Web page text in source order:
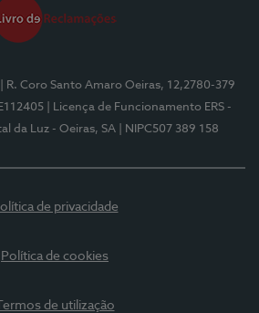
| R. Coro Santo Amaro Oeiras, 12,2780-379
| Licença de Funcionamento ERS -
da Luz - Oeiras, SA | NIPC507 389 158
de privacidade
Política de cookies
Termos de utilização